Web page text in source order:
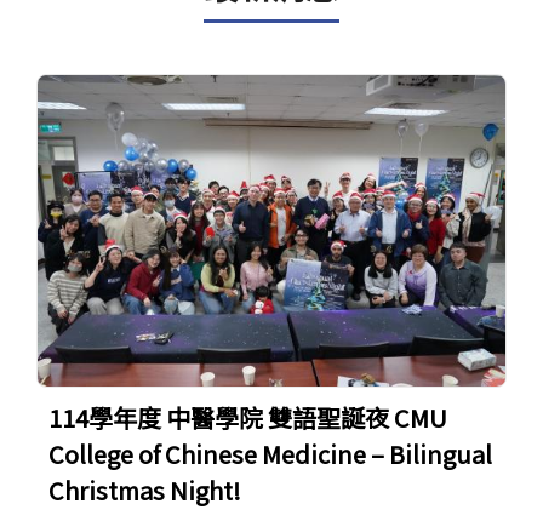
114學年度 中醫學院 雙語聖誕夜 CMU
College of Chinese Medicine – Bilingual
Christmas Night!